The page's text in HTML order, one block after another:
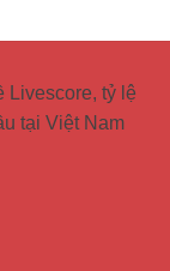
Livescore, tỷ lệ
tại Việt Nam